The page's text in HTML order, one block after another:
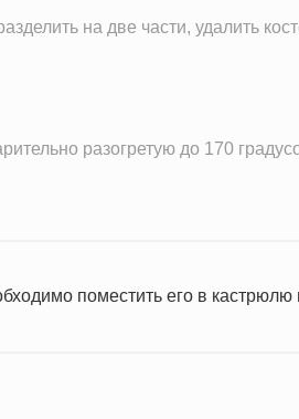
на две части, удалить
разогретую до 170
поместить его в